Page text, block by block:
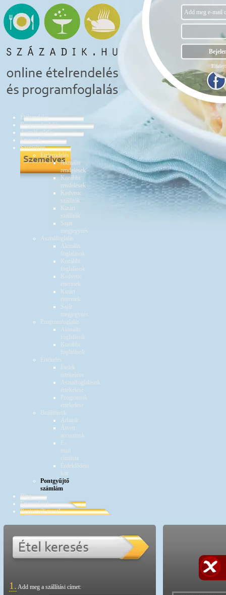
Ételrendelés
Programfoglalás
Asztalfoglalás
Éttermek
Személyes
Ételrendelés
Aktuális
rendelések
Korábbi
rendelések
Kedvenc
szállítók
Kizárt
szállítók
Saját
megjegyzés
Asztalfoglalás
Aktuális
foglalások
Korábbi
foglalások
Kedvenc
éttermek
Kizárt
éttermek
Saját
megjegyzés
Programfoglalás
Aktuális
foglalások
Korábbi
foglalások
Értékelés
Ételek
értékelése
Asztalfoglalások
értékelése
Programok
értékelése
Beállítások
Adatok
Átvett
accountok
E-
mail
címlista
Érdeklődési
kör
Pontgyűjtő
számlám
Blog
Éttermeknek
Regisztrálj most!
1. Add meg a szállítási címet: